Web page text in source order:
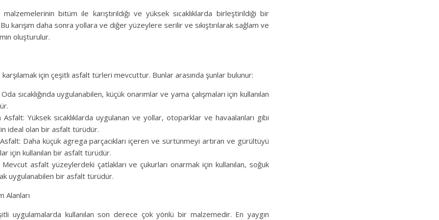
bitüm ile karıştırıldığı ve yüksek sıcaklıklarda birleştirildiği bir
karışım daha sonra yollara ve diğer yüzeylere serilir ve sıkıştırılarak sağlam ve
oluşturulur.
karşılamak için çeşitli asfalt türleri mevcuttur. Bunlar arasında şunlar bulunur:
sıcaklığında uygulanabilen, küçük onarımlar ve yama çalışmaları için kullanılan
Asfalt: Yüksek sıcaklıklarda uygulanan ve yollar, otoparklar ve havaalanları gibi
ideal olan bir asfalt türüdür.
Daha küçük agrega parçacıkları içeren ve sürtünmeyi artıran ve gürültüyü
için kullanılan bir asfalt türüdür.
asfalt yüzeylerdeki çatlakları ve çukurları onarmak için kullanılan, soğuk
uygulanabilen bir asfalt türüdür.
Alanları
uygulamalarda kullanılan son derece çok yönlü bir malzemedir. En yaygın